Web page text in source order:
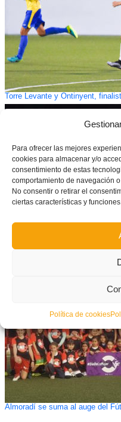
Para ofrecer las mejores
cookies para almacenar y/o
consentimiento de estas
comportamiento de navegación
No consentir o retirar el
ciertas características y funciones.
Política de cookies
Torre Levante y Ontinyent,
Suerte desigual para la Sub-16
Almoradí se suma al auge del